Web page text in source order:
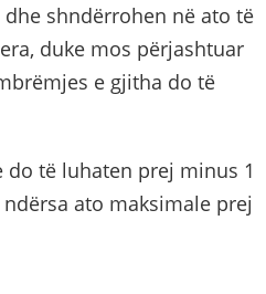
shndërrohen në ato të
duke mos përjashtuar
e gjitha do të
të luhaten prej minus 1
ato maksimale prej